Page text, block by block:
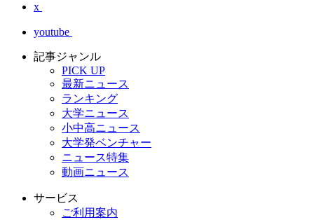
x
youtube
記事ジャンル
PICK UP
最新ニュース
ランキング
大学ニュース
小中高ニュース
大学発ベンチャー
ニュース特集
動画ニュース
サービス
ご利用案内